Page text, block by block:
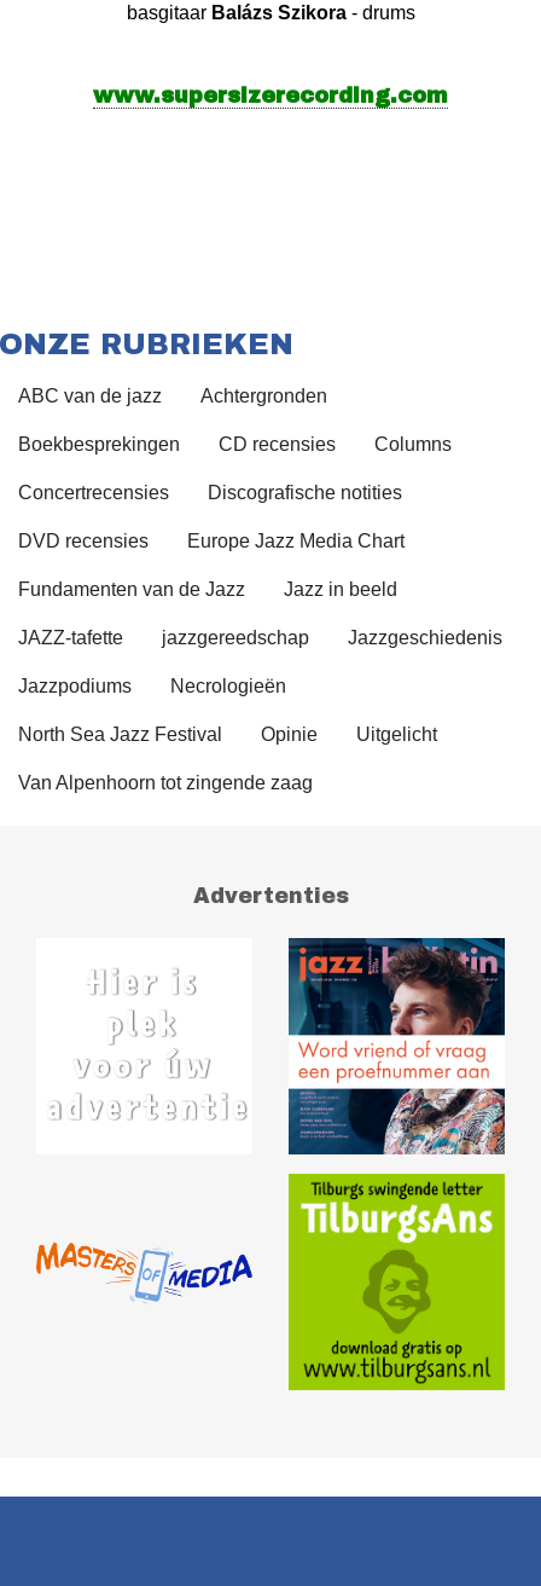
basgitaar Balázs Szikora- drums
www.supersizerecording.com
ONZE RUBRIEKEN
ABC van de jazz Achtergronden
Boekbesprekingen CD recensies Columns
Concertrecensies Discografische notities
DVD recensies Europe Jazz Media Chart
Fundamenten van de Jazz Jazz in beeld
JAZZ-tafette jazzgereedschap Jazzgeschiedenis
Jazzpodiums Necrologieën
North Sea Jazz Festival Opinie Uitgelicht
Van Alpenhoorn tot zingende zaag
Advertenties